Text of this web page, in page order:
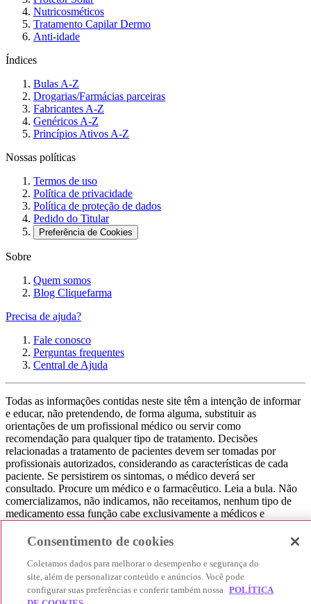
Nutricosméticos
Tratamento Capilar Dermo
Anti-idade
Índices
Bulas A-Z
Drogarias/Farmácias parceiras
Fabricantes A-Z
Genéricos A-Z
Princípios Ativos A-Z
Nossas políticas
Termos de uso
Política de privacidade
Política de proteção de dados
Pedido do Titular
Preferência de Cookies
Sobre
Quem somos
Blog Cliquefarma
Precisa de ajuda?
Fale conosco
Perguntas frequentes
Central de Ajuda
Todas as informações contidas neste site têm a intenção de informar
e educar, não pretendendo, de forma alguma, substituir as
orientações de um profissional médico ou servir como
recomendação para qualquer tipo de tratamento. Decisões
relacionadas a tratamento de pacientes devem ser tomadas por
profissionais autorizados, considerando as características de cada
paciente. Se persistirem os sintomas, o médico deverá ser
consultado. Procure um médico e o farmacêutico. Leia a bula. Não
comercializamos, não indicamos, não receitamos, nenhum tipo de
medicamento essa função cabe exclusivamente a médicos e
consultar seu médico. Não somos uma loja ou marketplace, ou seja,
que você encontre o preço mais barato, comparando os preços de
produtos farmacêuticos. Contribuímos e damos auxílio para que sua
experiência seja bem-sucedida, mas a finalização da compra
acontece nos sites das nossas lojas parceiras.
Consentimento de cookies
Coletamos dados para melhorar o desempenho e segurança do
site, além de personalizar conteúdo e anúncios. Você pode
configurar suas preferências e conferir também nossa POLÍTICA